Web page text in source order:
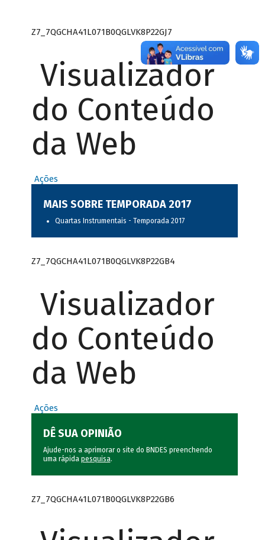
Z7_7QGCHA41L071B0QGLVK8P22GJ7
Visualizador
do Conteúdo
da Web
Ações
MAIS SOBRE TEMPORADA 2017
Quartas Instrumentais - Temporada 2017
Z7_7QGCHA41L071B0QGLVK8P22GB4
Visualizador
do Conteúdo
da Web
Ações
DÊ SUA OPINIÃO
Ajude-nos a aprimorar o site do BNDES preenchendo
uma rápida pesquisa.
Z7_7QGCHA41L071B0QGLVK8P22GB6